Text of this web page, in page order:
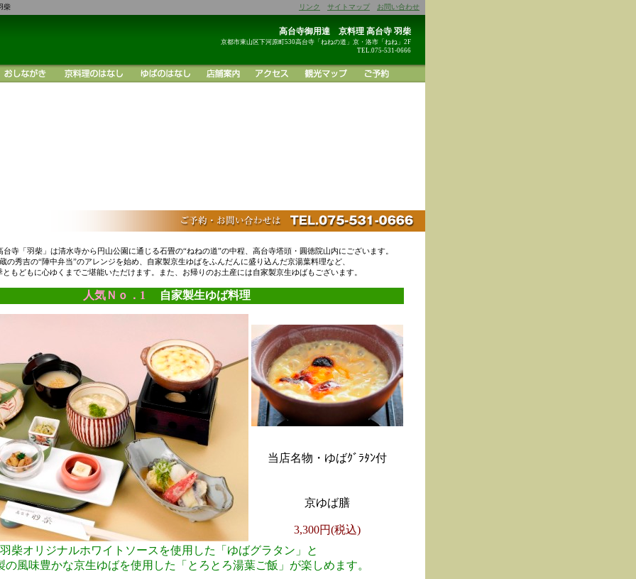
柴 リンク サイトマップ お問い合わせ
高台寺御用達 京料理 高台寺 羽柴
京都市東山区下河原町530高台寺「ねねの道」京・洛市「ねね」2F
TEL.075-531-0666
寺「羽柴」は清水寺から円山公園に通じる石畳の“ねねの道”の中程、高台寺塔頭・圓徳院山内にございます。
の秀吉の“陣中弁当”のアレンジを始め、自家製京生ゆばをふんだんに盛り込んだ京湯葉料理など、
ともどもに心ゆくまでご堪能いただけます。また、お帰りのお土産には自家製京生ゆばもございます。
人気Ｎｏ．1 自家製生ゆば料理
当店名物・ゆばｸﾞﾗﾀﾝ付
京ゆば膳
3,300円(税込)
羽柴オリジナルホワイトソースを使用した「ゆばグラタン」と
の風味豊かな京生ゆばを使用した「とろとろ湯葉ご飯」が楽しめます。